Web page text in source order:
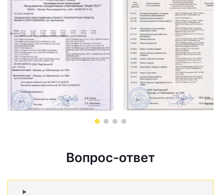
Вопрос-ответ